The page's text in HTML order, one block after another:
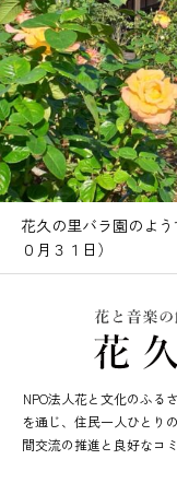
花久の里バラ園のよう
０月３１日）
NPO法人花と文化のふる
を通じ、住民一人ひとり
間交流の推進と良好なコ